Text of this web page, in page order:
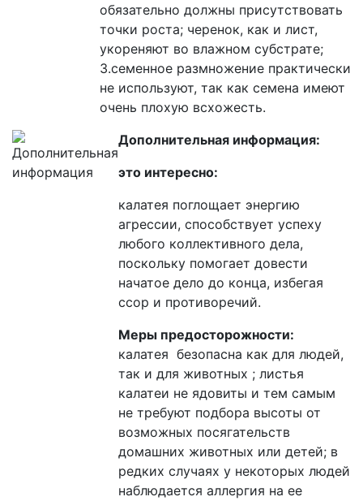
обязательно должны присутствовать
точки роста; черенок, как и лист,
укореняют во влажном субстрате;
3.семенное размножение практически
не используют, так как семена имеют
очень плохую всхожесть.
Дополнительная информация:
это интересно:
калатея поглощает энергию
агрессии, способствует успеху
любого коллективного дела,
поскольку помогает довести
начатое дело до конца, избегая
ссор и противоречий.
Меры предосторожности:
калатея безопасна как для людей,
так и для животных ; листья
калатеи не ядовиты и тем самым
не требуют подбора высоты от
возможных посягательств
домашних животных или детей; в
редких случаях у некоторых людей
наблюдается аллергия на ее